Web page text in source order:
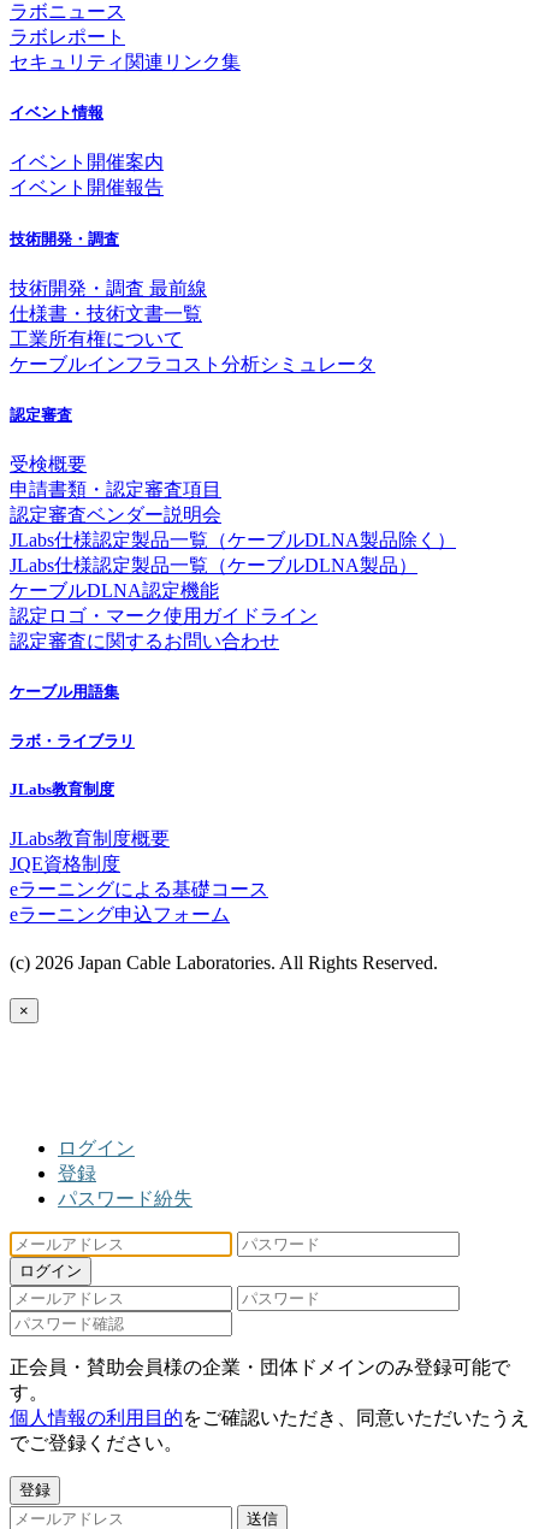
ラボニュース
ラボレポート
セキュリティ関連リンク集
イベント情報
イベント開催案内
イベント開催報告
技術開発・調査
技術開発・調査 最前線
仕様書・技術文書一覧
工業所有権について
ケーブルインフラコスト分析シミュレータ
認定審査
受検概要
申請書類・認定審査項目
認定審査ベンダー説明会
JLabs仕様認定製品一覧（ケーブルDLNA製品除く）
JLabs仕様認定製品一覧（ケーブルDLNA製品）
ケーブルDLNA認定機能
認定ロゴ・マーク使用ガイドライン
認定審査に関するお問い合わせ
ケーブル用語集
ラボ・ライブラリ
JLabs教育制度
JLabs教育制度概要
JQE資格制度
eラーニングによる基礎コース
eラーニング申込フォーム
(c) 2026 Japan Cable Laboratories. All Rights Reserved.
×
ログイン
登録
パスワード紛失
ログイン
正会員・賛助会員様の企業・団体ドメインのみ登録可能で
す。
個人情報の利用目的をご確認いただき、同意いただいたうえ
でご登録ください。
登録
送信